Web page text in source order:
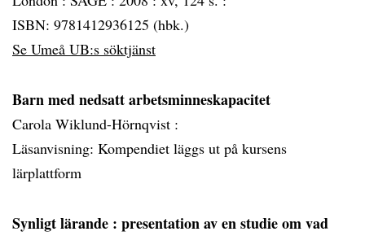
ISBN: 9781412936125 (hbk.)
Se Umeå UB:s söktjänst
Barn med nedsatt arbetsminneskapacitet
Carola Wiklund-Hörnqvist :
Läsanvisning: Kompendiet läggs ut på kursens
lärplattform
Synligt lärande : presentation av en studie om vad